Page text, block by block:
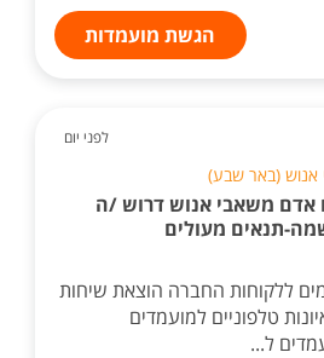
הגשת מועמדות
לפני יום
אנוש (באר שבע)
אדם משאבי אנוש דרוש /ה
תנאים מעולים
ללקוחות החברה הוצאת שיחות
טלפוניים למועמדים
ל...